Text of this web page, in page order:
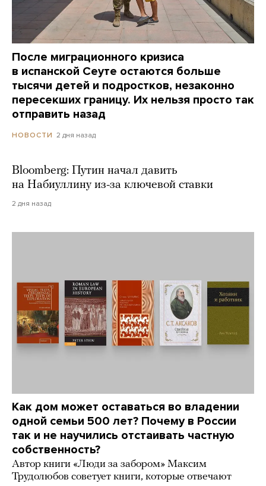
После миграционного кризиса
в испанской Сеуте остаются больше
тысячи детей и подростков, незаконно
пересекших границу. Их нельзя просто так
отправить назад
НОВОСТИ 2 дня назад
Bloomberg: Путин начал давить
на Набиуллину из-за ключевой ставки
2 дня назад
Как дом может оставаться во владении
одной семьи 500 лет? Почему в России
так и не научились отстаивать частную
собственность?
Автор книги «Люди за забором» Максим
Трудолюбов советует книги, которые отвечают